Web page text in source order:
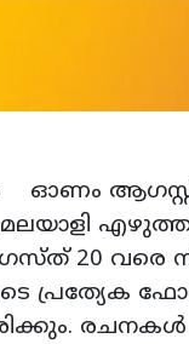
ആഗസ്റ്റ്
20 വരെ
പ്രത്യേക